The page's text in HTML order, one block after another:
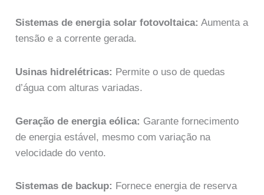
Sistemas de energia solar fotovoltaica: Aumenta a
tensão e a corrente gerada.
Usinas hidrelétricas: Permite o uso de quedas
d’água com alturas variadas.
Geração de energia eólica: Garante fornecimento
de energia estável, mesmo com variação na
velocidade do vento.
Sistemas de backup: Fornece energia de reserva